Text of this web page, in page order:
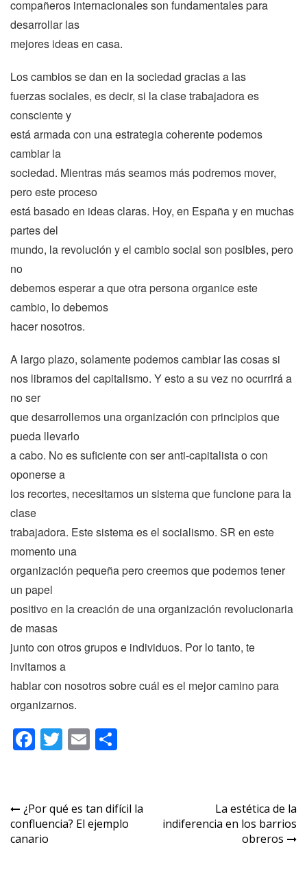
compañeros internacionales son fundamentales para
desarrollar las
mejores ideas en casa.
Los cambios se dan en la sociedad gracias a las
fuerzas sociales, es decir, si la clase trabajadora es
consciente y
está armada con una estrategia coherente podemos
cambiar la
sociedad. Mientras más seamos más podremos mover,
pero este proceso
está basado en ideas claras. Hoy, en España y en muchas
partes del
mundo, la revolución y el cambio social son posibles, pero
no
debemos esperar a que otra persona organice este
cambio, lo debemos
hacer nosotros.
A largo plazo, solamente podemos cambiar las cosas si
nos libramos del capitalismo. Y esto a su vez no ocurrirá a
no ser
que desarrollemos una organización con principios que
pueda llevarlo
a cabo. No es suficiente con ser anti-capitalista o con
oponerse a
los recortes, necesitamos un sistema que funcione para la
clase
trabajadora. Este sistema es el socialismo. SR en este
momento una
organización pequeña pero creemos que podemos tener
un papel
positivo en la creación de una organización revolucionaria
de masas
junto con otros grupos e individuos. Por lo tanto, te
invitamos a
hablar con nosotros sobre cuál es el mejor camino para
organizarnos.
Facebook
Twitter
Email
Navegación
de
¿Por qué es tan difícil la
confluencia? El ejemplo
canario
La estética de la
indiferencia en los barrios
obreros